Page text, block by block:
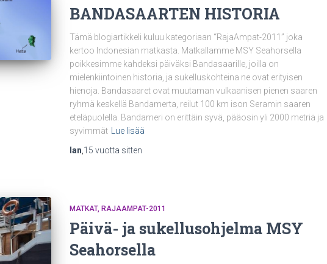
BANDASAARTEN HISTORIA
Tämä blogiartikkeli kuluu kategoriaan “RajaAmpat-2011” joka
kertoo Indonesian matkasta. Matkallamme MSY Seahorsella
poikkesimme kahdeksi päiväksi Bandasaarille, joilla on
mielenkiintoinen historia, ja sukelluskohteina ne ovat erityisen
hienoja. Bandasaaret ovat muutaman vulkaanisen pienen saaren
ryhmä keskellä Bandamerta, reilut 100 km ison Seramin saaren
eteläpuolella. Bandameri on erittäin syvä, pääosin yli 2000 metriä ja
syvimmät
Lue lisää
Ian 15 vuotta sitten
MATKAT RAJAAMPAT-2011
Päivä- ja sukellusohjelma MSY
Seahorsella